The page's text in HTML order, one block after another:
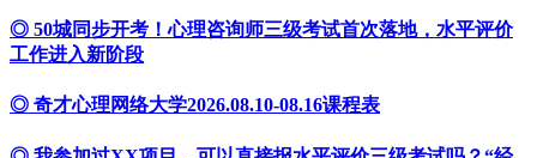
◎ 50城同步开考！心理咨询师三级考试首次落地，水平评价
工作进入新阶段
◎ 奇才心理网络大学2026.08.10-08.16课程表